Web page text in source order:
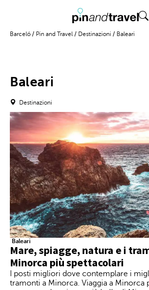
Barceló / Pin and Travel / Destinazioni / Baleari
Baleari
Destinazioni
Baleari
Mare, spiagge, natura e i
Minorca più spettacolari
I posti migliori dove contemplare i
tramonti a Minorca. Viaggia a Minorca